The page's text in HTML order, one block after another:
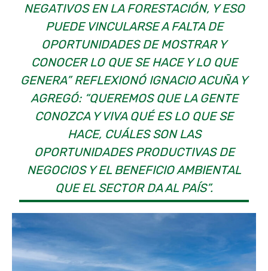
NEGATIVOS EN LA FORESTACIÓN, Y ESO
PUEDE VINCULARSE A FALTA DE
OPORTUNIDADES DE MOSTRAR Y
CONOCER LO QUE SE HACE Y LO QUE
GENERA” REFLEXIONÓ IGNACIO ACUÑA Y
AGREGÓ: “QUEREMOS QUE LA GENTE
CONOZCA Y VIVA QUÉ ES LO QUE SE
HACE, CUÁLES SON LAS
OPORTUNIDADES PRODUCTIVAS DE
NEGOCIOS Y EL BENEFICIO AMBIENTAL
QUE EL SECTOR DA AL PAÍS”.